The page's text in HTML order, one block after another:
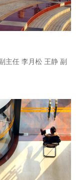
主任 李月松 王静 副